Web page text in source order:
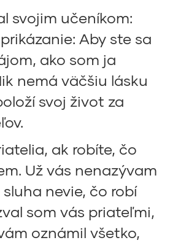
svojim učeníkom:
Aby ste sa
ako som ja
nemá väčšiu lásku
svoj život za
ak robíte, čo
Už vás nenazývam
nevie, čo robí
som vás priateľmi,
oznámil všetko,